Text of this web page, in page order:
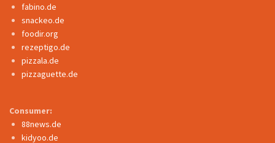
fabino.de
snackeo.de
foodir.org
rezeptigo.de
pizzala.de
pizzaguette.de
Consumer:
88news.de
kidyoo.de